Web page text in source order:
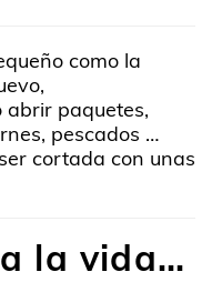
como la
paquetes,
pescados …
cortada con unas
la vida…